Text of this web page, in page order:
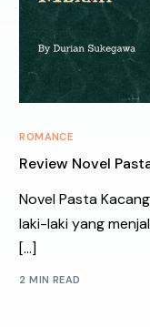
ROMANCE
Review Novel
Novel Pasta
laki-laki yang
[…]
2 MIN READ